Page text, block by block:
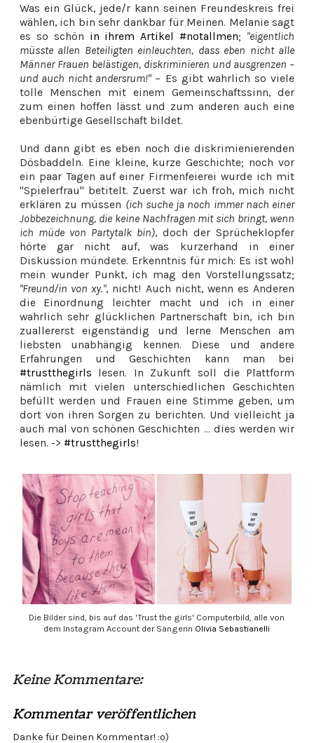
Was ein Glück, jede/r kann seinen Freundeskreis frei
wählen, ich bin sehr dankbar für Meinen. Melanie sagt
es so schön in ihrem Artikel #notallmen; "eigentlich
müsste allen Beteiligten einleuchten, dass eben nicht alle
Männer Frauen belästigen, diskriminieren und ausgrenzen –
und auch nicht andersrum!"– Es gibt wahrlich so viele
tolle Menschen mit einem Gemeinschaftssinn, der
zum einen hoffen lässt und zum anderen auch eine
ebenbürtige Gesellschaft bildet.
Und dann gibt es eben noch die diskrimienierenden
Dösbaddeln. Eine kleine, kurze Geschichte; noch vor
ein paar Tagen auf einer Firmenfeierei wurde ich mit
"Spielerfrau" betitelt. Zuerst war ich froh, mich nicht
erklären zu müssen (ich suche ja noch immer nach einer
Jobbezeichnung, die keine Nachfragen mit sich bringt, wenn
ich müde von Partytalk bin), doch der Sprücheklopfer
hörte gar nicht auf, was kurzerhand in einer
Diskussion mündete. Erkenntnis für mich: Es ist wohl
mein wunder Punkt, ich mag den Vorstellungssatz;
"Freund/in von xy.", nicht! Auch nicht, wenn es Anderen
die Einordnung leichter macht und ich in einer
wahrlich sehr glücklichen Partnerschaft bin, ich bin
zuallererst eigenständig und lerne Menschen am
liebsten unabhängig kennen. Diese und andere
Erfahrungen und Geschichten kann man bei
#trustthegirls lesen. In Zukunft soll die Plattform
nämlich mit vielen unterschiedlichen Geschichten
befüllt werden und Frauen eine Stimme geben, um
dort von ihren Sorgen zu berichten. Und vielleicht ja
auch mal von schönen Geschichten ... dies werden wir
lesen. -> #trustthegirls!
Die Bilder sind, bis auf das 'Trust the girls' Computerbild, alle von
dem Instagram Account der Sängerin Olivia Sebastianelli
Keine Kommentare:
Kommentar veröffentlichen
Danke für Deinen Kommentar! :o)